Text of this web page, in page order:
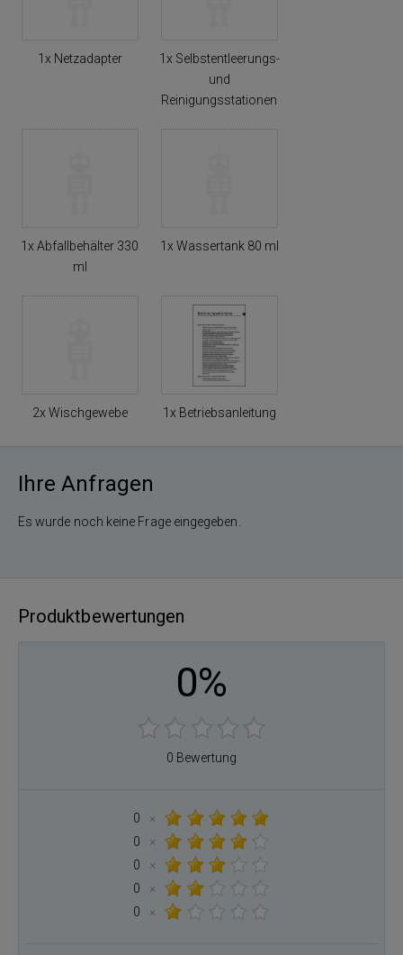
1x Netzadapter
1x Selbstentleerungs-
und
Reinigungsstationen
1x Abfallbehälter 330
ml
1x Wassertank 80 ml
2x Wischgewebe 1x Betriebsanleitung
Ihre Anfragen
Es wurde noch keine Frage eingegeben.
Produktbewertungen
0%
0 Bewertung
0
×
0
×
0
×
0
×
0
×